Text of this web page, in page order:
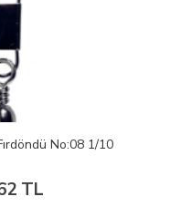
No:08 1/10
TL